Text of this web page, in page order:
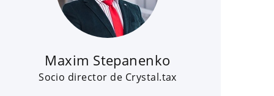
Maxim Stepanenko
Socio director de Crystal.tax